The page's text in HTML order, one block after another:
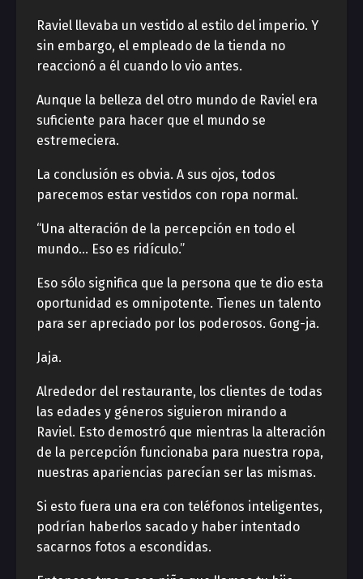
Raviel llevaba un vestido al estilo del imperio. Y
sin embargo, el empleado de la tienda no
reaccionó a él cuando lo vio antes.
Aunque la belleza del otro mundo de Raviel era
suficiente para hacer que el mundo se
estremeciera.
La conclusión es obvia. A sus ojos, todos
parecemos estar vestidos con ropa normal.
“Una alteración de la percepción en todo el
mundo… Eso es ridículo.”
Eso sólo significa que la persona que te dio esta
oportunidad es omnipotente. Tienes un talento
para ser apreciado por los poderosos. Gong-ja.
Jaja.
Alrededor del restaurante, los clientes de todas
las edades y géneros siguieron mirando a
Raviel. Esto demostró que mientras la alteración
de la percepción funcionaba para nuestra ropa,
nuestras apariencias parecían ser las mismas.
Si esto fuera una era con teléfonos inteligentes,
podrían haberlos sacado y haber intentado
sacarnos fotos a escondidas.